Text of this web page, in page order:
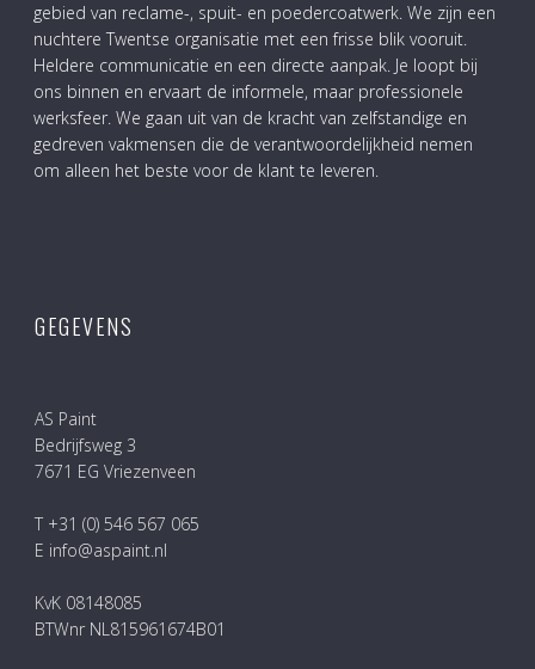
gebied van reclame-, spuit- en poedercoatwerk. We zijn een
nuchtere Twentse organisatie met een frisse blik vooruit.
Heldere communicatie en een directe aanpak. Je loopt bij
ons binnen en ervaart de informele, maar professionele
werksfeer. We gaan uit van de kracht van zelfstandige en
gedreven vakmensen die de verantwoordelijkheid nemen
om alleen het beste voor de klant te leveren.
GEGEVENS
AS Paint
Bedrijfsweg 3
7671 EG Vriezenveen
T +31 (0) 546 567 065
E info@aspaint.nl
KvK 08148085
BTWnr NL815961674B01